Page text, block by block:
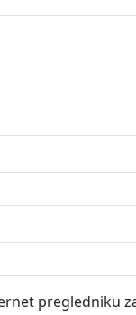
pregledniku